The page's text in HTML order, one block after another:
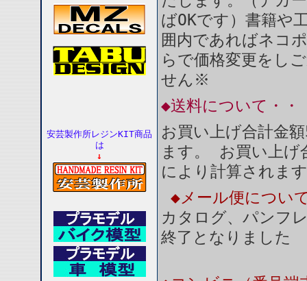
安芸製作所レジンKIT商品
は
↓
ばOKです）書籍や
囲内であればネコ
らで価格変更をし
せん※
◆送料について・・
お買い上げ合計金
ます。 お買い上
により計算されま
◆メール便につい
カタログ、パンフ
終了となりました